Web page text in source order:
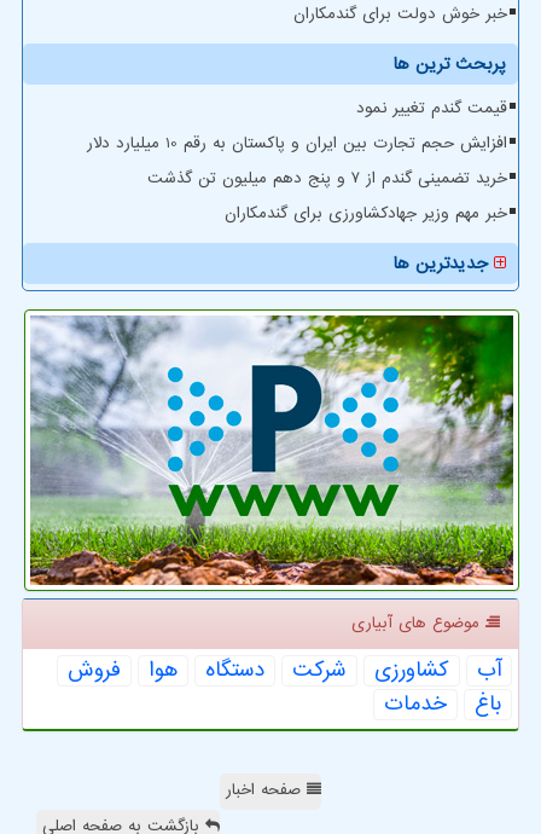
خبر خوش دولت برای گندمکاران
پربحث ترین ها
قیمت گندم تغییر نمود
افزایش حجم تجارت بین ایران و پاکستان به رقم 10 میلیارد دلار
خرید تضمینی گندم از ۷ و پنج دهم میلیون تن گذشت
خبر مهم وزیر جهادکشاورزی برای گندمکاران
جدیدترین ها
موضوع های آبیاری
آب كشاورزی شركت دستگاه هوا
فروش
باغ
خدمات
صفحه اخبار
بازگشت به صفحه اصلی